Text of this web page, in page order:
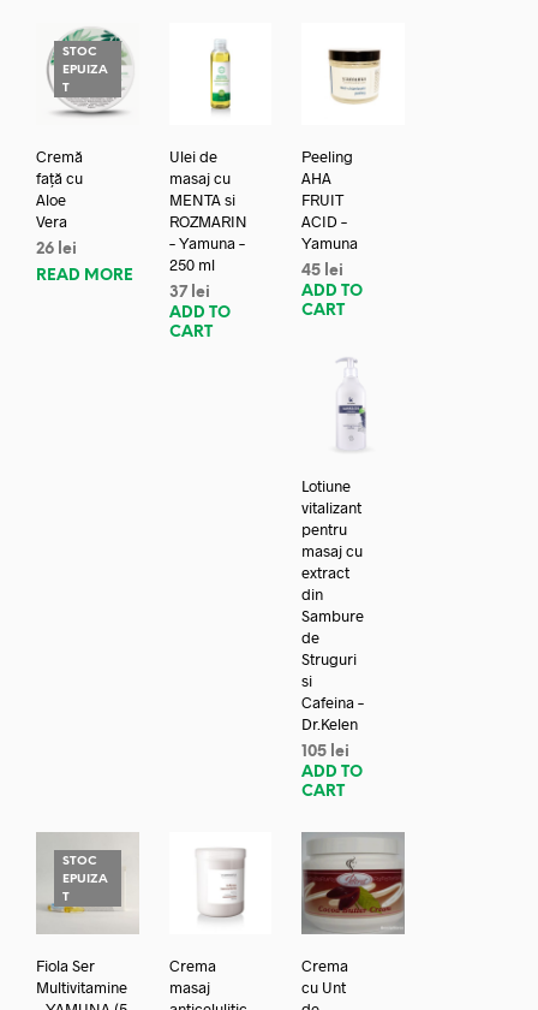
STOC
EPUIZA
T
Cremă
față cu
Aloe
Vera
26 lei
READ MORE
Ulei de
masaj cu
MENTA si
ROZMARIN
– Yamuna –
250 ml
37 lei
ADD TO
CART
Peeling
AHA
FRUIT
ACID –
Yamuna
45 lei
ADD TO
CART
Lotiune
vitalizant
pentru
masaj cu
extract
din
Sambure
de
Struguri
si
Cafeina –
Dr.Kelen
105 lei
ADD TO
CART
STOC
EPUIZA
T
Fiola Ser
Multivitamine
Crema
masaj
Crema
cu Unt